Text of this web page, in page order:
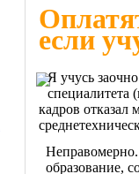
если
Я учусь
специалитета
кадров отказал
образование,